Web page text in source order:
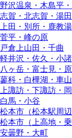
野沢温泉・木島平
志賀・北志賀・湯
上田・別所・鹿教湯
菅平・峰の原
戸倉上山田・千曲
軽井沢・佐久・小諸
八ヶ岳・富士見・
蓼科・白樺湖・車
上諏訪・下諏訪・
白馬・小谷
松本市（松本駅周
松本市（上高地・
安曇野・大町